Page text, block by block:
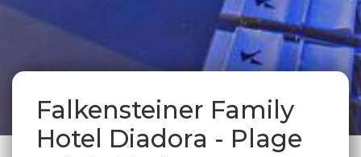
Falkensteiner Family
Hotel Diadora - Plage